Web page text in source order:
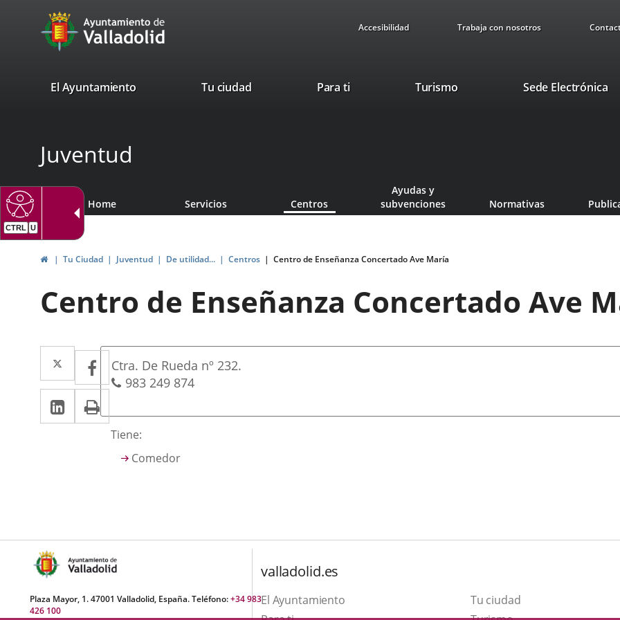
Portal
Web
Ayuntamiento
Valladolid
Accesibilidad Trabaja con nosotros
valladolid.es
El Ayuntamiento Tu ciudad Para ti TurismoThis
window.
Sede Electrónica
Juventud
Home Servicios Centros
Ayudas y
subvenciones
Normativas
HomeTu Ciudad Juventud De utilidad... Centros Centro de Enseñanza Concertado Ave María
Centro de Enseñanza Concertado Ave
Twitter
Enlace
a
una
aplicación
externa.
Facebook
Enlace
a
una
aplicación
externa.
Linkedin
Enlace
a
Dirección
Postal
address
Ctra. De Rueda nº 232.
Phones
983 249 874
Descripción
Tiene:
Comedor
Plaza Mayor, 1. 47001 Valladolid, España. Teléfono:+34 983
426 100
valladolid.es
El Ayuntamiento
Tu ciudad